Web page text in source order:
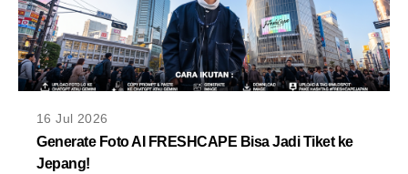
16 Jul 2026
Generate Foto AI FRESHCAPE Bisa Jadi Tiket ke
Jepang!